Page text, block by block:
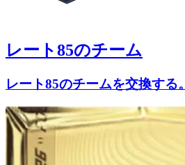
レート85のチーム
レート85のチームを交換する。